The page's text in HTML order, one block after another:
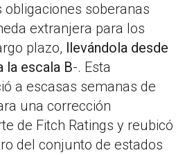
obligaciones soberanas
extranjera para los
plazo, llevándola desde
la escala B-. Esta
a escasas semanas de
una corrección
de Fitch Ratings y reubicó
del conjunto de estados